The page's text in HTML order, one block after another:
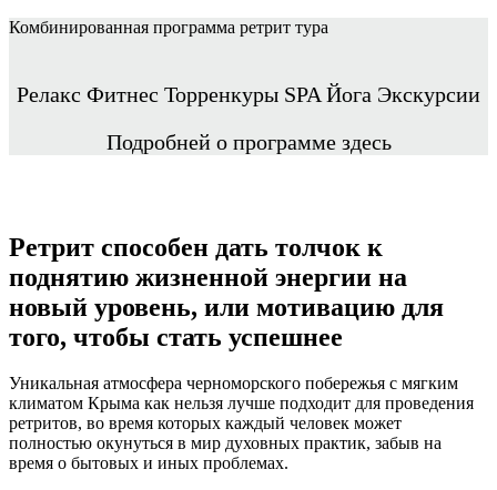
Комбинированная программа ретрит тура
Релакс Фитнес Торренкуры SPA Йога Экскурсии
Подробней о программе здесь
Ретрит способен дать толчок к
поднятию жизненной энергии на
новый уровень, или мотивацию для
того, чтобы стать успешнее
Уникальная атмосфера черноморского побережья с мягким
климатом Крыма как нельзя лучше подходит для проведения
ретритов, во время которых каждый человек может
полностью окунуться в мир духовных практик, забыв на
время о бытовых и иных проблемах.